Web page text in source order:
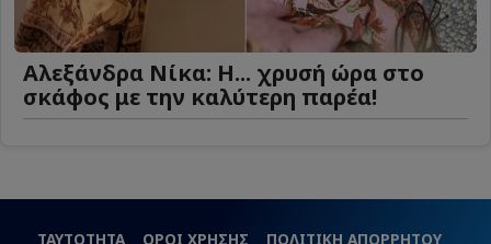
Αλεξάνδρα Νίκα: Η... χρυσή ώρα στο
σκάφος με την καλύτερη παρέα!
ΤΑΥΤΟΤΗΤΑ ΟΡΟΙ ΧΡΗΣΗΣ ΠΟΛΙΤΙΚΗ ΑΠΟΡΡΗΤΟΥ